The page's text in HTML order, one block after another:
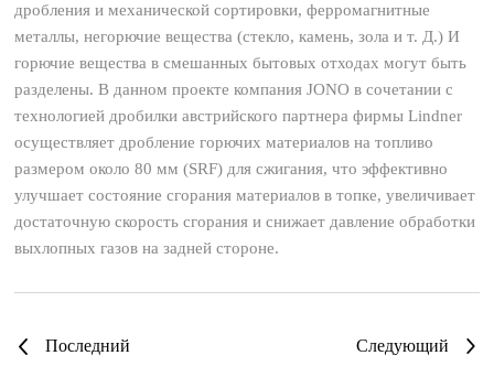
дробления и механической сортировки, ферромагнитные
металлы, негорючие вещества (стекло, камень, зола и т. Д.) И
горючие вещества в смешанных бытовых отходах могут быть
разделены. В данном проекте компания JONO в сочетании с
технологией дробилки австрийского партнера фирмы Lindner
осуществляет дробление горючих материалов на топливо
размером около 80 мм (SRF) для сжигания, что эффективно
улучшает состояние сгорания материалов в топке, увеличивает
достаточную скорость сгорания и снижает давление обработки
выхлопных газов на задней стороне.
Последний Следующий